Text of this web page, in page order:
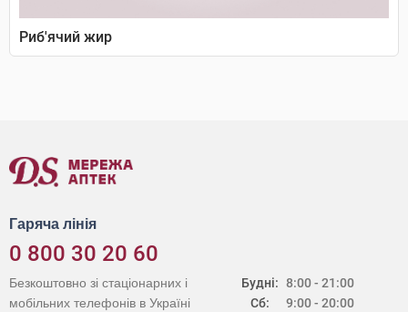
Риб'ячий жир
Гаряча лінія
0 800 30 20 60
Будні:
Сб:
8:00 - 21:00
9:00 - 20:00
Безкоштовно зі стаціонарних і
мобільних телефонів в Україні